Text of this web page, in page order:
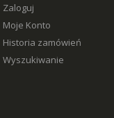
Zaloguj
Moje Konto
Historia zamówień
Wyszukiwanie